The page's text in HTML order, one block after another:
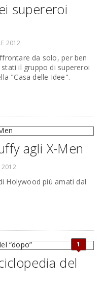
supereroi
2012
da solo, per ben
il gruppo di supereroi
"Casa delle Idee".
agli X-Men
2012
Holywood più amati dal
1
del